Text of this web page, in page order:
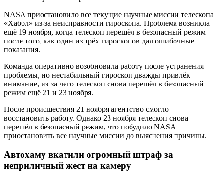
NASA приостановило все текущие научные миссии телескопа
«Хаббл» из-за неисправности гироскопа. Проблема возникла
ещё 19 ноября, когда телескоп перешёл в безопасный режим
после того, как один из трёх гироскопов дал ошибочные
показания.
Команда оперативно возобновила работу после устранения
проблемы, но нестабильный гироскоп дважды привлёк
внимание, из-за чего телескоп снова перешёл в безопасный
режим ещё 21 и 23 ноября.
После происшествия 21 ноября агентство смогло
восстановить работу. Однако 23 ноября телескоп снова
перешёл в безопасный режим, что побудило NASA
приостановить все научные миссии до выяснения причины.
Автохаму вкатили огромный штраф за
неприличный жест на камеру